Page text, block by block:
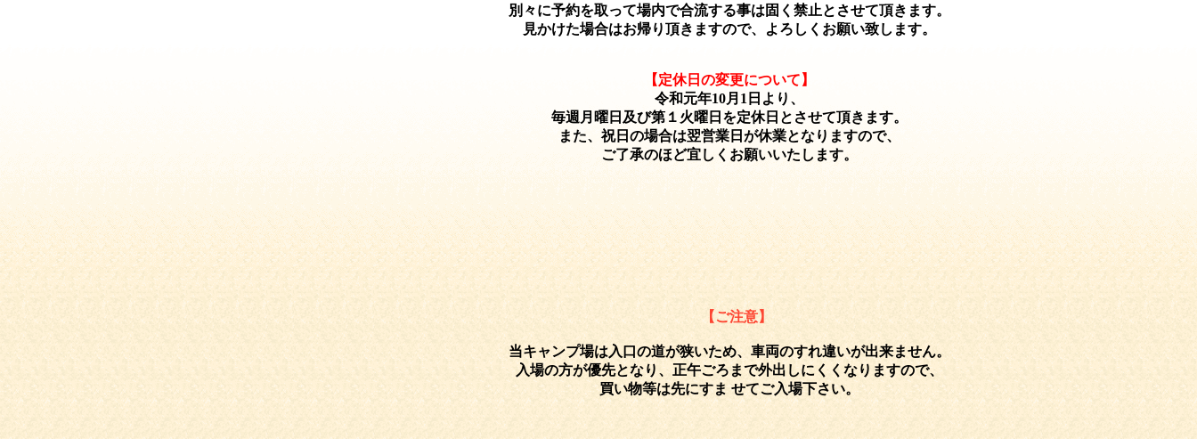
別々に予約を取って場内で合流する事は固く禁止とさせて頂きます。
見かけた場合はお帰り頂きますので、よろしくお願い致します。
【定休日の変更について】
令和元年10月1日より、
毎週月曜日及び第１火曜日を定休日とさせて頂きます。
また、祝日の場合は翌営業日が休業となりますので、
ご了承のほど宜しくお願いいたします。
【ご注意】
当キャンプ場は入口の道が狭いため、車両のすれ違いが出来ません。
入場の方が優先となり、正午ごろまで外出しにくくなりますので、
買い物等は先にすま せてご入場下さい。